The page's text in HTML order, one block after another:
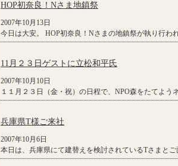
HOP初奈良！Nさま地鎮祭
2007年10月13日
今日は大安。 HOP初奈良！Nさまの地鎮祭が執り行わ
11月２３日ゲストに立松和平氏
2007年10月10日
１１月２３日（金・祝）の日程で、NPO森をたてよ
兵庫県T様ご来社
2007年10月6日
本日は、兵庫県にて建替えを検討されているTさまと